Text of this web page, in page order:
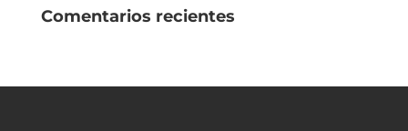
Comentarios recientes